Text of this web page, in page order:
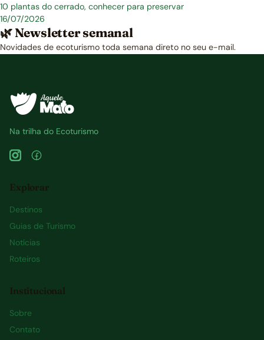
10 plantas do cerrado, conhecer para preservar
16/07/2026
🌿 Newsletter semanal
Novidades de ecoturismo toda semana direto no seu e-mail.
Na trilha do Ecoturismo
Explorar
Destinos
Guias de Turismo
Notícias
Roteiros
Institucional
Sobre
Contato